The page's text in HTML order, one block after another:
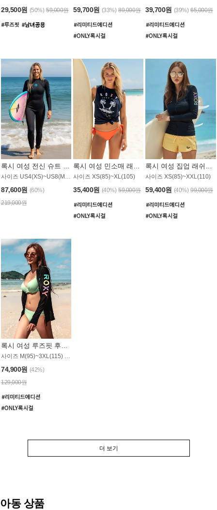
29,500원 (50%) 59,000원 59,700원 (33%) 89,000원 39,700원 (39%) 65,000원
87,600원 (60%)
219,000원
사이즈 XS(85)~XL(105)
35,400원 (40%) 59,000원
사이즈 XS(85)~XXL(110)
59,400원 (40%) 99,000원
록시 여성 루즈핏 후드 래쉬가드 WT900BRX
사이즈 M(95)~3XL(115) / 롱기장 타입
74,900원 (42%)
129,000원
더 보기
아동 상품